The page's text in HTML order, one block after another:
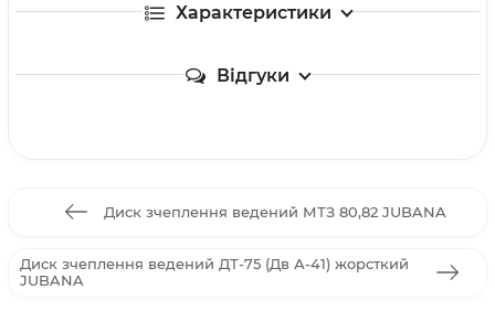
Характеристики
Відгуки
Диск зчеплення ведений МТЗ 80,82 JUBANA
Диск зчеплення ведений ДТ-75 (Дв А-41) жорсткий
JUBANA